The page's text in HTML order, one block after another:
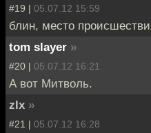
#19 | 05.07.12 15:59
блин, место
tom slayer »
#20 | 05.07.12 16:21
А вот Митволь.
zlx »
#21 | 05.07.12 16:28